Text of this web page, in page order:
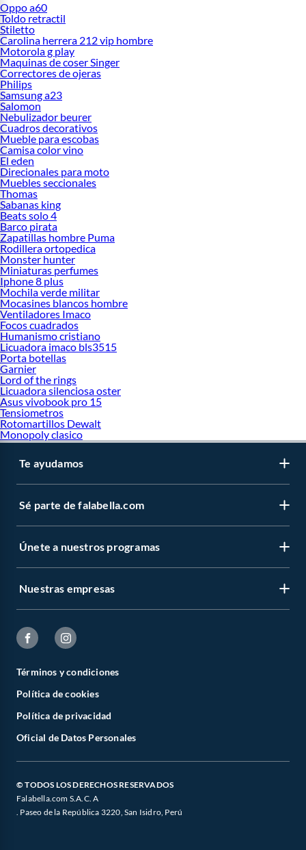
Oppo a60
Toldo retractil
Stiletto
Carolina herrera 212 vip hombre
Motorola g play
Maquinas de coser Singer
Correctores de ojeras
Philips
Samsung a23
Salomon
Nebulizador beurer
Cuadros decorativos
Mueble para escobas
Camisa color vino
El eden
Direcionales para moto
Muebles seccionales
Thomas
Sabanas king
Beats solo 4
Barco pirata
Zapatillas hombre Puma
Rodillera ortopedica
Monster hunter
Miniaturas perfumes
Iphone 8 plus
Mochila verde militar
Mocasines blancos hombre
Ventiladores Imaco
Focos cuadrados
Humanismo cristiano
Licuadora imaco bls3515
Porta botellas
Garnier
Lord of the rings
Licuadora silenciosa oster
Asus vivobook pro 15
Tensiometros
Rotomartillos Dewalt
Monopoly clasico
Te ayudamos
Sé parte de falabella.com
Únete a nuestros programas
Nuestras empresas
Términos y condiciones
Política de cookies
Política de privacidad
Oficial de Datos Personales
© TODOS LOS DERECHOS RESERVADOS
Falabella.com S.A.C. A
. Paseo de la República 3220, San Isidro, Perú